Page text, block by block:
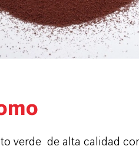
verde de alta calidad